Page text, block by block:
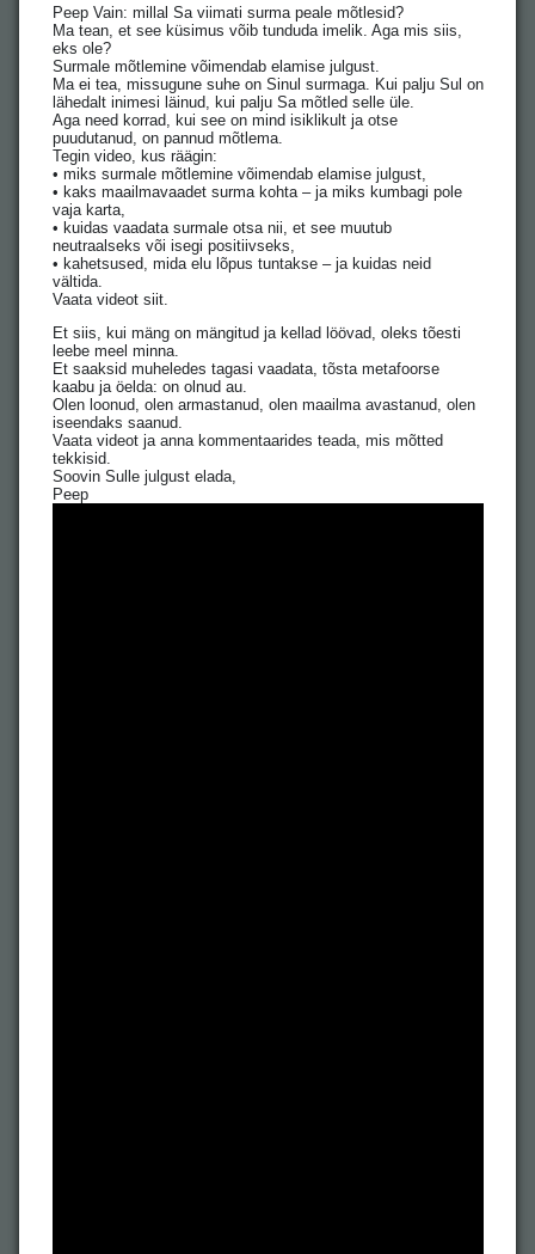
Peep Vain: millal Sa viimati surma peale mõtlesid?
Ma tean, et see küsimus võib tunduda imelik. Aga mis siis,
eks ole?
Surmale mõtlemine võimendab elamise julgust.
Ma ei tea, missugune suhe on Sinul surmaga. Kui palju Sul on
lähedalt inimesi läinud, kui palju Sa mõtled selle üle.
Aga need korrad, kui see on mind isiklikult ja otse
puudutanud, on pannud mõtlema.
Tegin video, kus räägin:
• miks surmale mõtlemine võimendab elamise julgust,
• kaks maailmavaadet surma kohta – ja miks kumbagi pole
vaja karta,
• kuidas vaadata surmale otsa nii, et see muutub
neutraalseks või isegi positiivseks,
• kahetsused, mida elu lõpus tuntakse – ja kuidas neid
vältida.
Vaata videot siit.
Et siis, kui mäng on mängitud ja kellad löövad, oleks tõesti
leebe meel minna.
Et saaksid muheledes tagasi vaadata, tõsta metafoorse
kaabu ja öelda: on olnud au.
Olen loonud, olen armastanud, olen maailma avastanud, olen
iseendaks saanud.
Vaata videot ja anna kommentaarides teada, mis mõtted
tekkisid.
Soovin Sulle julgust elada,
Peep